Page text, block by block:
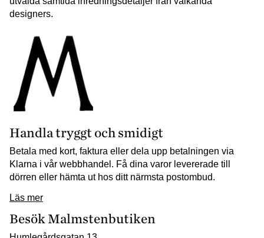
designers.
Handla tryggt och smidigt
Betala med kort, faktura eller dela upp betalningen via
Klarna i vår webbhandel. Få dina varor levererade till
dörren eller hämta ut hos ditt närmsta postombud.
Läs mer
Besök Malmstenbutiken